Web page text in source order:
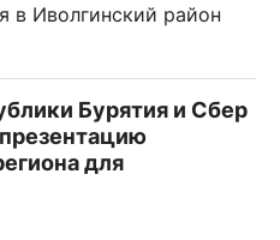
в Иволгинский район
Бурятия и Сбер
для